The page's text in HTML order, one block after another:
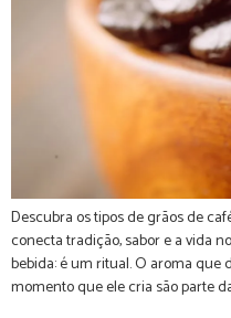
Descubra os tipos de grãos de
conecta tradição, sabor e a vida
bebida: é um ritual. O aroma que
momento que ele cria são parte